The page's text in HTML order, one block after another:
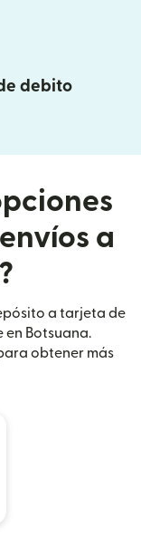
debito
a
a tarjeta de
Botsuana.
obtener más